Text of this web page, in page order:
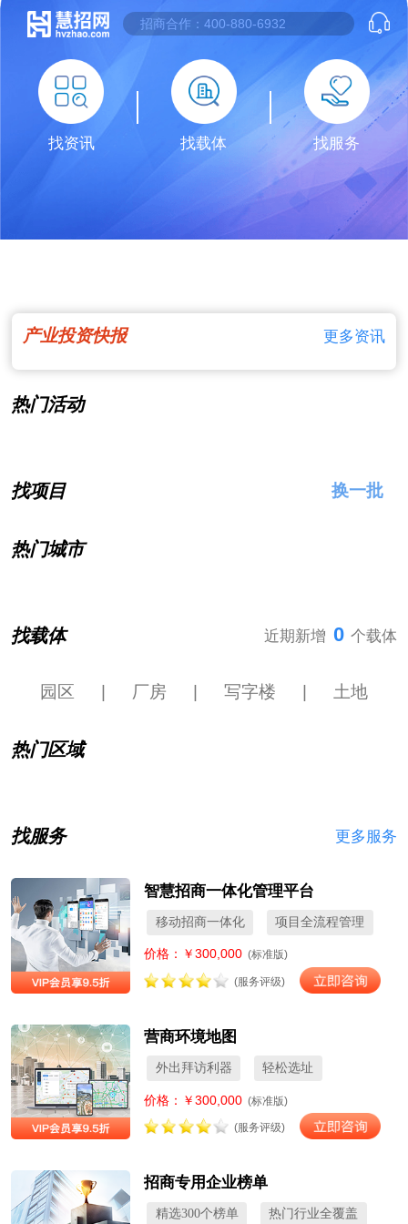
找资讯 找载体 找服务
产业投资快报 更多资讯
热门活动
找项目 换一批
热门城市
找载体 近期新增 0 个载体
园区 厂房 写字楼 土地
热门区域
找服务 更多服务
智慧招商一体化管理平台
移动招商一体化 项目全流程管理
价格：￥300,000 (标准版)
(服务评级)
营商环境地图
外出拜访利器 轻松选址
价格：￥300,000 (标准版)
(服务评级)
招商专用企业榜单
精选300个榜单 热门行业全覆盖